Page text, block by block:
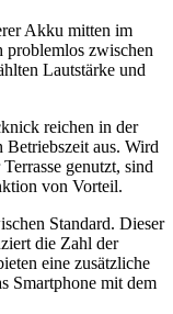
Akku mitten im
zwischen
Lautstärke und
reichen in der
Betriebszeit aus. Wird
genutzt, sind
von Vorteil.
Standard. Dieser
die Zahl der
eine zusätzliche
Smartphone mit dem